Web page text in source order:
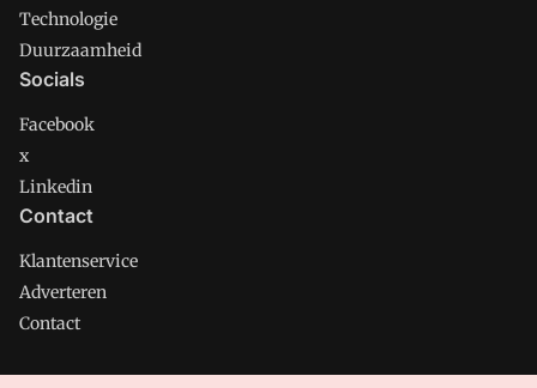
Technologie
Duurzaamheid
Socials
Facebook
x
Linkedin
Contact
Klantenservice
Adverteren
Contact